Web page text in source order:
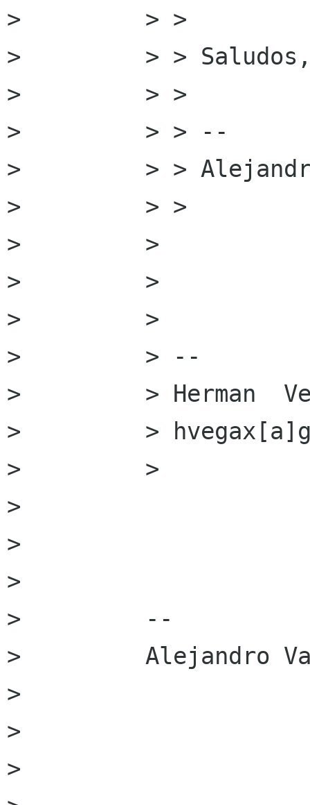
>         > >
>         > >
>         > >
>         > > --
>         > >
>         > >
>         >
>         >
>         >
>         > --
>         > Herman
>         >
>         >
>
>
>
>         --
>         Alejandro
>
>
>